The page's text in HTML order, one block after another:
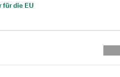
die EU